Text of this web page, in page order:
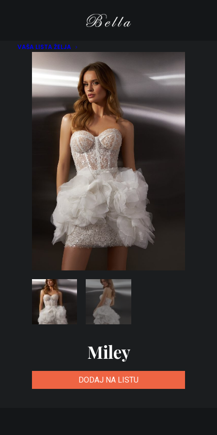
VAŠA LISTA ŽELJA
Miley
DODAJ NA LISTU